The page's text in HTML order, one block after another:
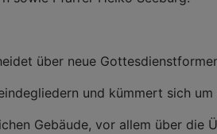
über neue
und kümmert sich
Gebäude, vor allem über die